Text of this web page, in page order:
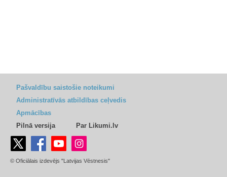
Pašvaldību saistošie noteikumi
Administratīvās atbildības ceļvedis
Apmācības
Pilnā versija
Par Likumi.lv
© Oficiālais izdevējs "Latvijas Vēstnesis"